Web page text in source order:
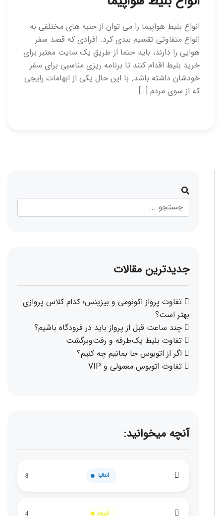
انواع بلیط هواپیما را می توان از جنبه های مختلفی به
انواع متفاوتی تقسیم بندی کرد. افرادی که قصد سفر
هوایی را دارند، باید حتما از طریق یک سایت معتبر برای
خرید بلیط اقدام کنند تا برنامه ریزی مناسبی برای سفر
خودشان داشته باشد. با این حال یکی از ابهامات رایجی
که از سوی مردم […]
جدیدترین مقالات
تفاوت پرواز اکونومی و بیزینس؛ کدام کلاس پروازی
بهتر است؟
چند ساعت قبل از پرواز باید در فرودگاه باشیم؟
تفاوت بلیط یک‌طرفه و رفت‌وبرگشت
اگر از اتوبوس جا بمانیم چه کنیم؟
تفاوت اتوبوس معمولی و VIP
آنچه میخوانید:
آنتالیا 8
ارزروم 4